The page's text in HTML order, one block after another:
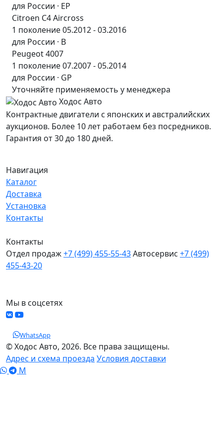
для России · EP
Citroen C4 Aircross
1 поколение 05.2012 - 03.2016
для России · B
Peugeot 4007
1 поколение 07.2007 - 05.2014
для России · GP
Уточняйте применяемость у менеджера
Ходос Авто
Контрактные двигатели с японских и австралийских
аукционов. Более 10 лет работаем без посредников.
Гарантия от 30 до 180 дней.
Навигация
Каталог
Доставка
Установка
Контакты
Контакты
Отдел продаж+7 (499) 455-55-43Автосервис +7 (499)
455-43-20
Мы в соцсетях
WhatsApp
© Ходос Авто, 2026. Все права защищены.
Адрес и схема проезда Условия доставки
M